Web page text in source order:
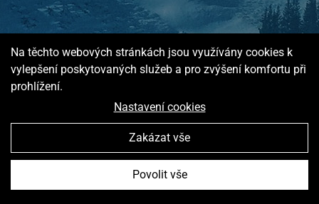
© 4WORKS Solutions
Na těchto webových stránkách jsou využívány cookies k
vylepšení poskytovaných služeb a pro zvýšení komfortu při
prohlížení.
Nastavení cookies
Zakázat vše
Povolit vše